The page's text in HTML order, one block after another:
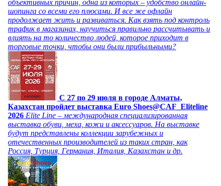
объективных причин, одна из которых – удобство онлайн-
шопинга со всеми его плюсами. И все же офлайн
продолжает жить и развиваться. Как взять под контроль
трафик в магазинах, научиться правильно рассчитывать и
влиять на то количество людей, которое приходит в
торговые точки, чтобы они были прибыльными?
C 27 по 29 июля в городе Алматы,
Казахстан пройдет выставка Euro Shoes@CAF_Eliteline
2026 Elite Line – международная специализированная
выставка обуви, меха, кожи и аксессуаров. На выставке
будут представлены коллекции зарубежных и
отечественных производителей из таких стран, как
Россия, Турция, Германия, Италия, Казахстан и др.